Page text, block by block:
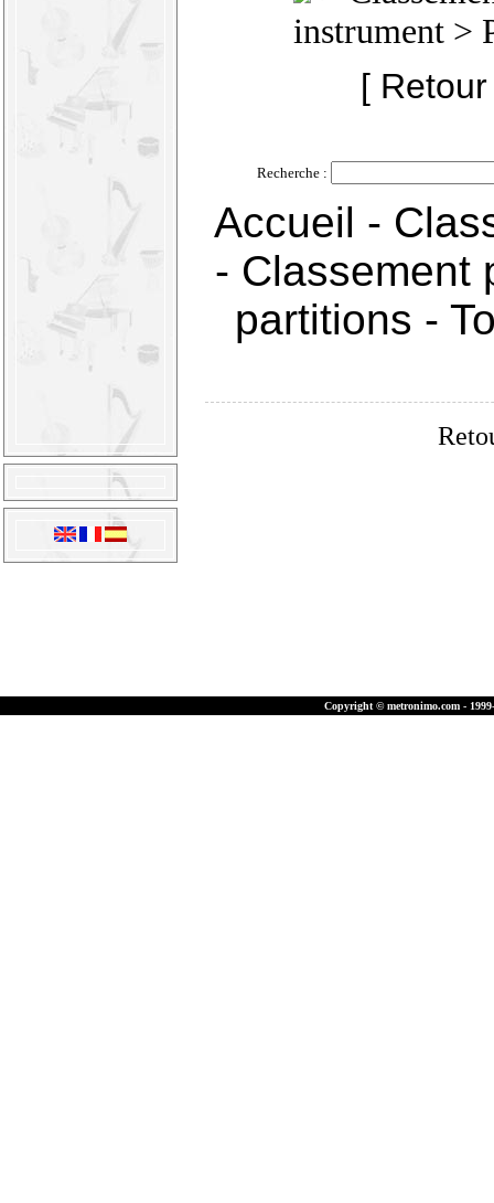
instrument >
[
Recherche :
Accueil -
- Classement
partitions -
Copyright © metronimo.com -